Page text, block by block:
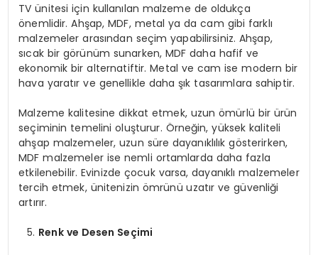
TV ünitesi için kullanılan malzeme de oldukça
önemlidir. Ahşap, MDF, metal ya da cam gibi farklı
malzemeler arasından seçim yapabilirsiniz. Ahşap,
sıcak bir görünüm sunarken, MDF daha hafif ve
ekonomik bir alternatiftir. Metal ve cam ise modern bir
hava yaratır ve genellikle daha şık tasarımlara sahiptir.
Malzeme kalitesine dikkat etmek, uzun ömürlü bir ürün
seçiminin temelini oluşturur. Örneğin, yüksek kaliteli
ahşap malzemeler, uzun süre dayanıklılık gösterirken,
MDF malzemeler ise nemli ortamlarda daha fazla
etkilenebilir. Evinizde çocuk varsa, dayanıklı malzemeler
tercih etmek, ünitenizin ömrünü uzatır ve güvenliği
artırır.
Renk ve Desen Seçimi